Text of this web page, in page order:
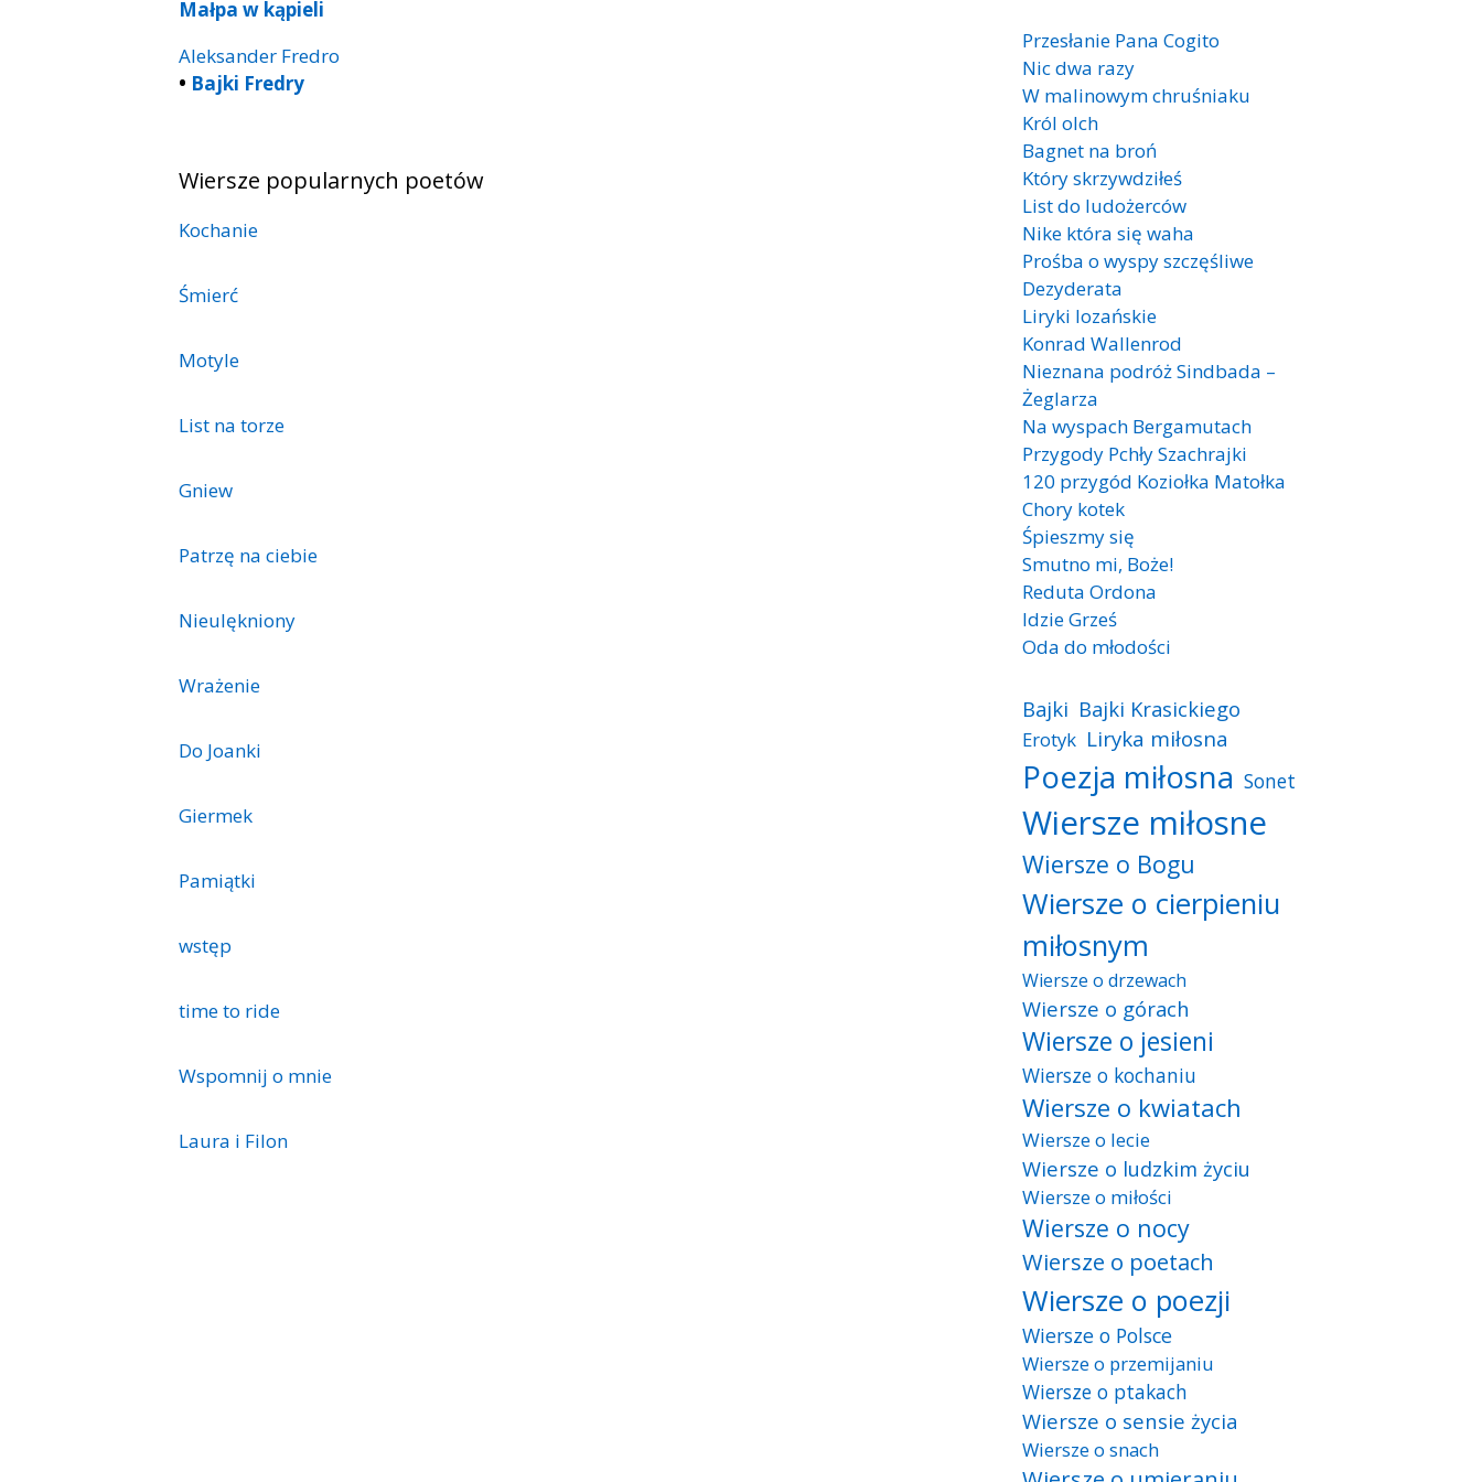
Małpa w kąpieli
Aleksander Fredro
• Bajki Fredry
Wiersze popularnych poetów
Kochanie
Śmierć
Motyle
List na torze
Gniew
Patrzę na ciebie
Nieulękniony
Wrażenie
Do Joanki
Giermek
Pamiątki
wstęp
time to ride
Wspomnij o mnie
Laura i Filon
Przesłanie Pana Cogito
Nic dwa razy
W malinowym chruśniaku
Król olch
Bagnet na broń
Który skrzywdziłeś
List do ludożerców
Nike która się waha
Prośba o wyspy szczęśliwe
Dezyderata
Liryki lozańskie
Konrad Wallenrod
Nieznana podróż Sindbada –
Żeglarza
Na wyspach Bergamutach
Przygody Pchły Szachrajki
120 przygód Koziołka Matołka
Chory kotek
Śpieszmy się
Smutno mi, Boże!
Reduta Ordona
Idzie Grześ
Oda do młodości
Bajki Bajki Krasickiego
Erotyk Liryka miłosna
Poezja miłosna Sonet
Wiersze miłosne
Wiersze o Bogu
Wiersze o cierpieniu
miłosnym
Wiersze o drzewach
Wiersze o górach
Wiersze o jesieni
Wiersze o kochaniu
Wiersze o kwiatach
Wiersze o lecie
Wiersze o ludzkim życiu
Wiersze o miłości
Wiersze o nocy
Wiersze o poetach
Wiersze o poezji
Wiersze o Polsce
Wiersze o przemijaniu
Wiersze o ptakach
Wiersze o sensie życia
Wiersze o snach